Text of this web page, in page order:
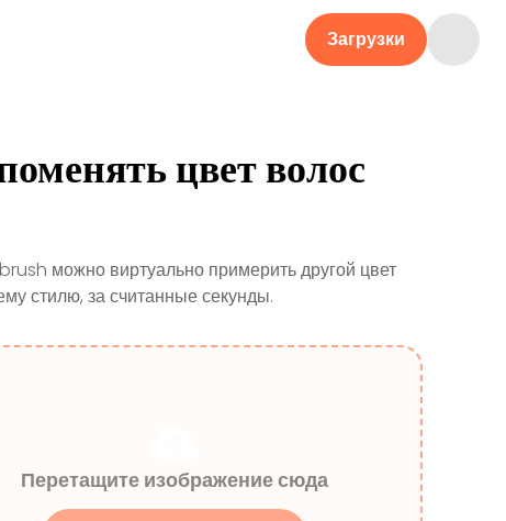
Загрузки
цвет волос
можно виртуально примерить другой цвет
стилю, за считанные секунды.
Перетащите изображение сюда